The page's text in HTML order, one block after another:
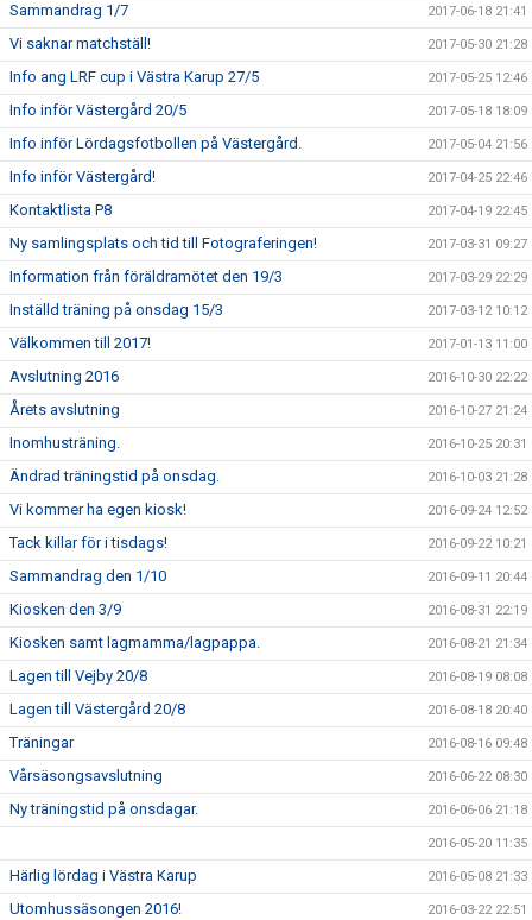
Sammandrag 1/7 2017-06-18 21:41
Vi saknar matchställ! 2017-05-30 21:28
Info ang LRF cup i Västra Karup 27/5 2017-05-25 12:46
Info inför Västergård 20/5 2017-05-18 18:09
Info inför Lördagsfotbollen på Västergård. 2017-05-04 21:56
Info inför Västergård! 2017-04-25 22:46
Kontaktlista P8 2017-04-19 22:45
Ny samlingsplats och tid till Fotograferingen! 2017-03-31 09:27
Information från föräldramötet den 19/3 2017-03-29 22:29
Inställd träning på onsdag 15/3 2017-03-12 10:12
Välkommen till 2017! 2017-01-13 11:00
Avslutning 2016 2016-10-30 22:22
Årets avslutning 2016-10-27 21:24
Inomhusträning. 2016-10-25 20:31
Ändrad träningstid på onsdag. 2016-10-03 21:28
Vi kommer ha egen kiosk! 2016-09-24 12:52
Tack killar för i tisdags! 2016-09-22 10:21
Sammandrag den 1/10 2016-09-11 20:44
Kiosken den 3/9 2016-08-31 22:19
Kiosken samt lagmamma/lagpappa. 2016-08-21 21:34
Lagen till Vejby 20/8 2016-08-19 08:08
Lagen till Västergård 20/8 2016-08-18 20:40
Träningar 2016-08-16 09:48
Vårsäsongsavslutning 2016-06-22 08:30
Ny träningstid på onsdagar. 2016-06-06 21:18
2016-05-20 11:35
Härlig lördag i Västra Karup 2016-05-08 21:33
Utomhussäsongen 2016! 2016-03-22 22:51